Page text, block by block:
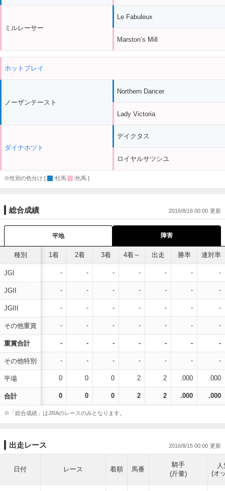
ミルレーサー
Le Fabuleux
Marston’s Mill
ホットプレイ
ノーザンテースト
ダイナホツト
Northern Dancer
Lady Victoria
デイクタス
ロイヤルサツシユ
※性別の色分け [ :牡馬 :牝馬 ]
総合成績 2016/8/18 00:00
平地 障害
種別
JGI
JGII
JGIII
その他重賞
重賞合計
その他特別
平場
合計
1着 2着 3着 4着～ 出走 勝率 連対率
- - - - - - -
- - - - - - -
- - - - - - -
- - - - - - -
- - - - - - -
- - - - - - -
0 0 0 2 2 .000 .000
0 0 0 2 2 .000 .000
※「総合成績」はJRAのレースのみとなります。
出走レース 2016/8/15 00:00
日付 レース 着順 馬番
騎手
(斤量)
(オ